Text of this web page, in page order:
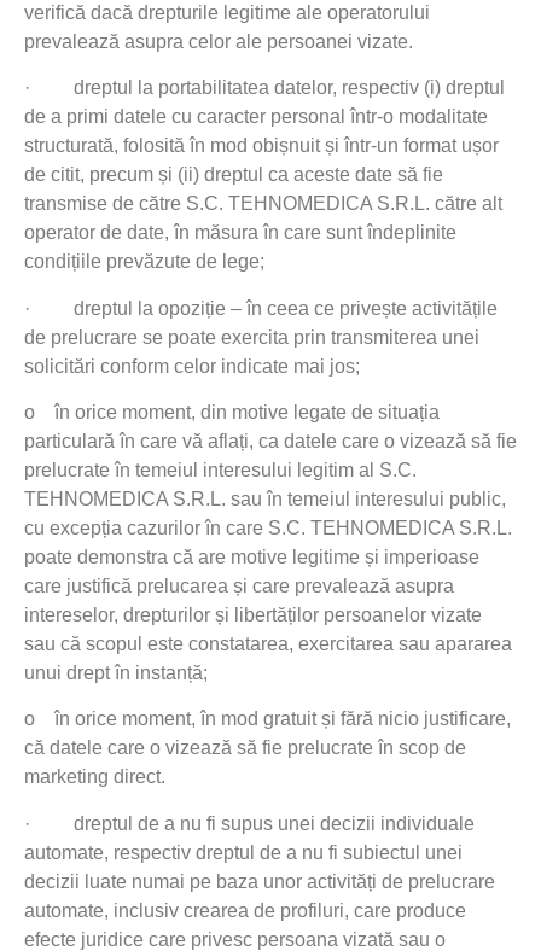
verifică dacă drepturile legitime ale operatorului
prevalează asupra celor ale persoanei vizate.
· dreptul la portabilitatea datelor, respectiv (i) dreptul
de a primi datele cu caracter personal într-o modalitate
structurată, folosită în mod obișnuit și într-un format ușor
de citit, precum și (ii) dreptul ca aceste date să fie
transmise de către S.C. TEHNOMEDICA S.R.L. către alt
operator de date, în măsura în care sunt îndeplinite
condițiile prevăzute de lege;
· dreptul la opoziție – în ceea ce privește activitățile
de prelucrare se poate exercita prin transmiterea unei
solicitări conform celor indicate mai jos;
o în orice moment, din motive legate de situația
particulară în care vă aflați, ca datele care o vizează să fie
prelucrate în temeiul interesului legitim al S.C.
TEHNOMEDICA S.R.L. sau în temeiul interesului public,
cu excepția cazurilor în care S.C. TEHNOMEDICA S.R.L.
poate demonstra că are motive legitime și imperioase
care justifică prelucarea și care prevalează asupra
intereselor, drepturilor și libertăților persoanelor vizate
sau că scopul este constatarea, exercitarea sau apararea
unui drept în instanță;
o în orice moment, în mod gratuit și fără nicio justificare,
că datele care o vizează să fie prelucrate în scop de
marketing direct.
· dreptul de a nu fi supus unei decizii individuale
automate, respectiv dreptul de a nu fi subiectul unei
decizii luate numai pe baza unor activități de prelucrare
automate, inclusiv crearea de profiluri, care produce
efecte juridice care privesc persoana vizată sau o